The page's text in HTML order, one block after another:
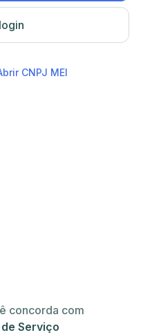
CNPJ MEI
concorda com
Serviço